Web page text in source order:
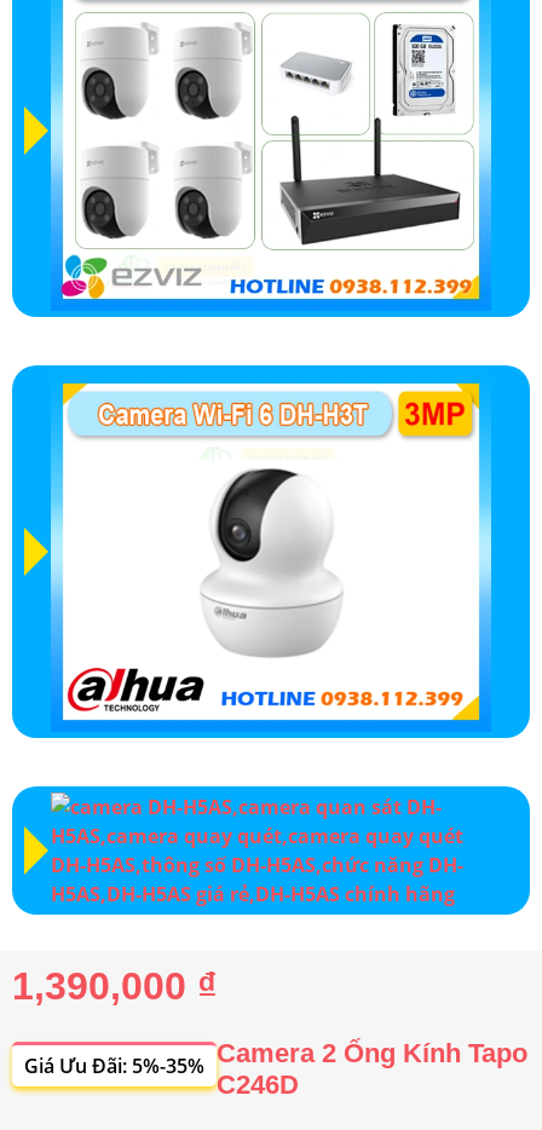
1,390,000 ₫
Giá Ưu Đãi: 5%-35% Camera 2 Ống Kính Tapo
C246D